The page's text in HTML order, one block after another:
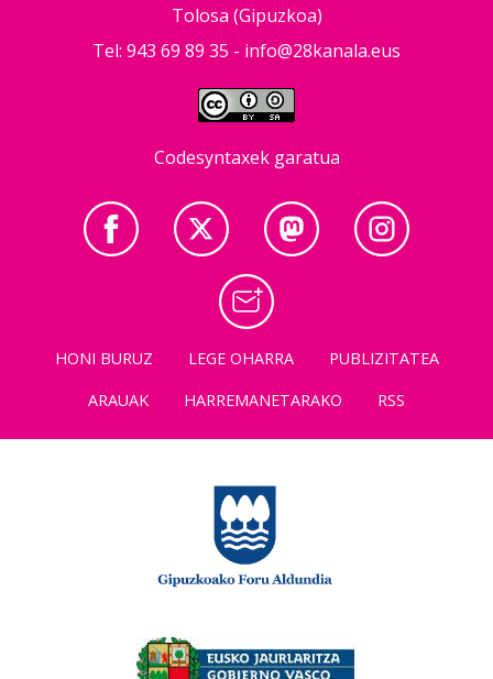
Tolosa (Gipuzkoa)
Tel: 943 69 89 35 - info@28kanala.eus
Codesyntaxek garatua
HONI BURUZ LEGE OHARRA
PUBLIZITATEA
ARAUAK
HARREMANETARAKO RSS